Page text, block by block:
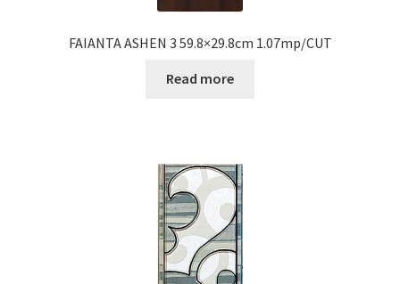
FAIANTA ASHEN 3 59.8×29.8cm 1.07mp/CUT
Read more